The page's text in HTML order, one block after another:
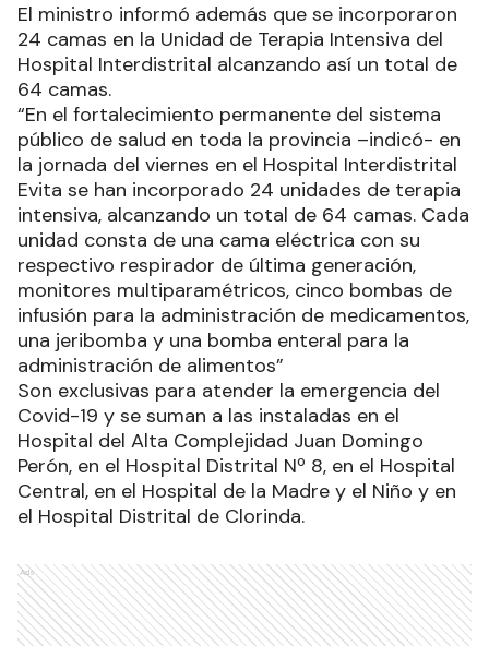
El ministro informó además que se incorporaron
24 camas en la Unidad de Terapia Intensiva del
Hospital Interdistrital alcanzando así un total de
64 camas.
“En el fortalecimiento permanente del sistema
público de salud en toda la provincia –indicó- en
la jornada del viernes en el Hospital Interdistrital
Evita se han incorporado 24 unidades de terapia
intensiva, alcanzando un total de 64 camas. Cada
unidad consta de una cama eléctrica con su
respectivo respirador de última generación,
monitores multiparamétricos, cinco bombas de
infusión para la administración de medicamentos,
una jeribomba y una bomba enteral para la
administración de alimentos”
Son exclusivas para atender la emergencia del
Covid-19 y se suman a las instaladas en el
Hospital del Alta Complejidad Juan Domingo
Perón, en el Hospital Distrital Nº 8, en el Hospital
Central, en el Hospital de la Madre y el Niño y en
el Hospital Distrital de Clorinda.
Ads